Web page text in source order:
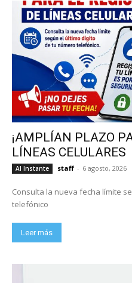
¡AMPLÍAN PLAZO
LÍNEAS CELULARES
Al Instante staff - 6 agosto, 2026
Consulta la nueva fecha límite
telefónico
Leer más